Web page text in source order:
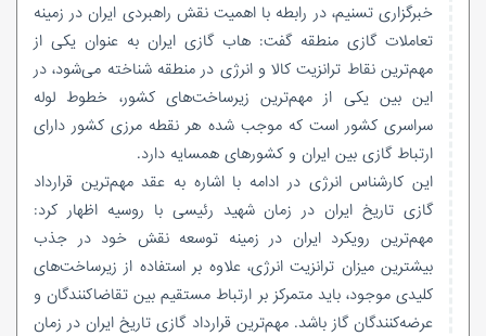
خبرگزاری تسنیم، در رابطه با اهمیت نقش راهبردی ایران در زمینه
تعاملات گازی منطقه گفت: هاب گازی ایران به عنوان یکی از
مهم‌ترین نقاط ترانزیت کالا و انرژی در منطقه شناخته می‌شود، در
این بین یکی از مهم‌ترین زیرساخت‌های کشور، خطوط لوله
سراسری کشور است که موجب شده هر نقطه مرزی کشور دارای
ارتباط گازی بین ایران و کشورهای همسایه دارد.
این کارشناس انرژی در ادامه با اشاره به عقد مهم‌ترین قرارداد
گازی تاریخ ایران در زمان شهید رئیسی با روسیه اظهار کرد:
مهم‌ترین رویکرد ایران در زمینه توسعه نقش خود در جذب
بیشترین میزان ترانزیت انرژی، علاوه بر استفاده از زیرساخت‌های
کلیدی موجود، باید متمرکز بر ارتباط مستقیم بین تقاضاکنندگان و
عرضه‌کنندگان گاز باشد. مهم‌ترین قرارداد گازی تاریخ ایران در زمان